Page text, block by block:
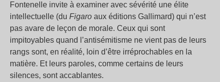
Fontenelle invite à examiner avec sévérité une élite
intellectuelle (du Figaro aux éditions Gallimard) qui n’est
pas avare de leçon de morale. Ceux qui sont
impitoyables quand l’antisémitisme ne vient pas de leurs
rangs sont, en réalité, loin d’être irréprochables en la
matière. Et leurs paroles, comme certains de leurs
silences, sont accablantes.